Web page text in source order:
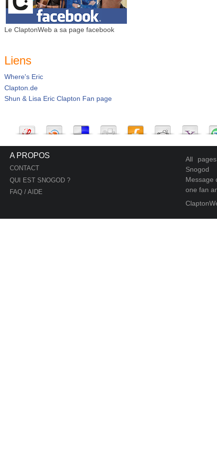
Le ClaptonWeb a sa page facebook
Liens
Where's Eric
Clapton.de
Shun & Lisa Eric Clapton Fan page
A PROPOS
CONTACT
QUI EST SNOGOD ?
FAQ / AIDE
All
Snogod
Message
one fan